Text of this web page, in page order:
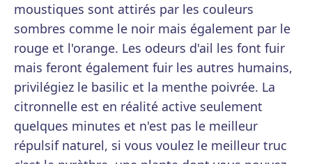
moustiques sont attirés par les couleurs
sombres comme le noir mais également par le
rouge et l'orange. Les odeurs d'ail les font fuir
mais feront également fuir les autres humains,
privilégiez le basilic et la menthe poivrée. La
citronnelle est en réalité active seulement
quelques minutes et n'est pas le meilleur
répulsif naturel, si vous voulez le meilleur truc